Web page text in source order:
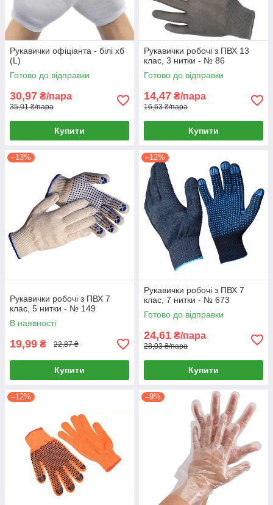
Рукавички офіціанта - білі хб
(L)
Готово до відправки
30,97 ₴/пара
35,01 ₴/пара
Купити
Рукавички робочі з ПВХ 13
клас, 3 нитки - № 86
Готово до відправки
14,47 ₴/пара
16,63 ₴/пара
Купити
–13%
Рукавички робочі з ПВХ 7
клас, 5 нитки - № 149
В наявності
19,99 ₴ 22,87 ₴
Купити
–12%
Рукавички робочі з ПВХ 7
клас, 7 нитки - № 673
Готово до відправки
24,61 ₴/пара
28,03 ₴/пара
Купити
–12% –9%